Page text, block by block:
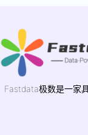
Fastdata极数是一家